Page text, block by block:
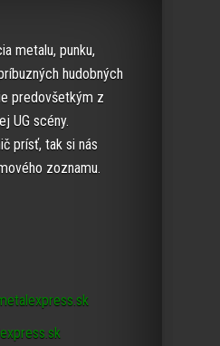
metalu, punku,
hudobných
predovšetkým z
UG scény.
prísť, tak si nás
zoznamu.